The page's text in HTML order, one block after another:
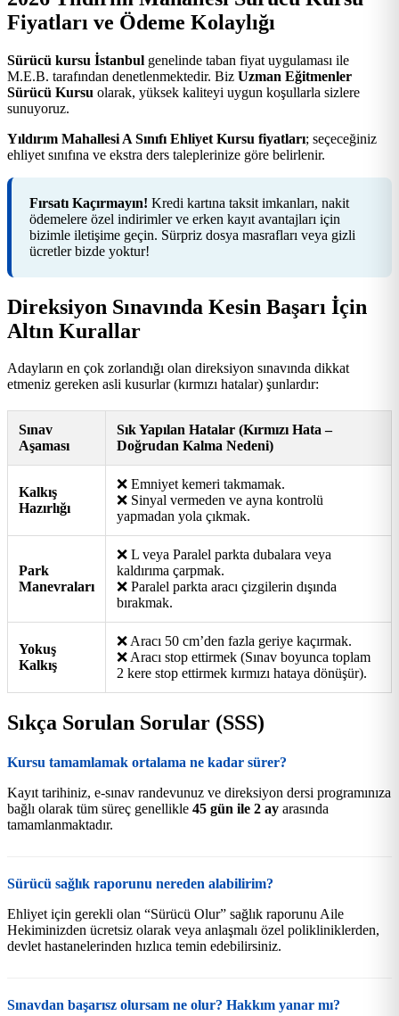
Fiyatları ve Ödeme Kolaylığı
Sürücü kursu İstanbul genelinde taban fiyat uygulaması ile
M.E.B. tarafından denetlenmektedir. Biz Uzman Eğitmenler
Sürücü Kursu olarak, yüksek kaliteyi uygun koşullarla sizlere
sunuyoruz.
Yıldırım Mahallesi A Sınıfı Ehliyet Kursu fiyatları; seçeceğiniz
ehliyet sınıfına ve ekstra ders taleplerinize göre belirlenir.
Fırsatı Kaçırmayın! Kredi kartına taksit imkanları, nakit
ödemelere özel indirimler ve erken kayıt avantajları için
bizimle iletişime geçin. Sürpriz dosya masrafları veya gizli
ücretler bizde yoktur!
Direksiyon Sınavında Kesin Başarı İçin
Altın Kurallar
Adayların en çok zorlandığı olan direksiyon sınavında dikkat
etmeniz gereken asli kusurlar (kırmızı hatalar) şunlardır:
Sınav
Aşaması
Sık Yapılan Hatalar (Kırmızı Hata –
Doğrudan Kalma Nedeni)
Kalkış
Hazırlığı
❌ Emniyet kemeri takmamak.
❌ Sinyal vermeden ve ayna kontrolü
yapmadan yola çıkmak.
Park
Manevraları
❌ L veya Paralel parkta dubalara veya
kaldırıma çarpmak.
❌ Paralel parkta aracı çizgilerin dışında
bırakmak.
Yokuş
Kalkış
❌ Aracı 50 cm’den fazla geriye kaçırmak.
❌ Aracı stop ettirmek (Sınav boyunca toplam
2 kere stop ettirmek kırmızı hataya dönüşür).
Sıkça Sorulan Sorular (SSS)
Kursu tamamlamak ortalama ne kadar sürer?
Kayıt tarihiniz, e-sınav randevunuz ve direksiyon dersi programınıza
bağlı olarak tüm süreç genellikle 45 gün ile 2 ay arasında
tamamlanmaktadır.
Sürücü sağlık raporunu nereden alabilirim?
Ehliyet için gerekli olan “Sürücü Olur” sağlık raporunu Aile
Hekiminizden ücretsiz olarak veya anlaşmalı özel polikliniklerden,
devlet hastanelerinden hızlıca temin edebilirsiniz.
Sınavdan başarısz olursam ne olur? Hakkım yanar mı?